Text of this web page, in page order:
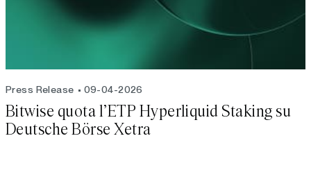
Press Release 09-04-2026
Bitwise quota l’ETP Hyperliquid Staking su
Deutsche Börse Xetra